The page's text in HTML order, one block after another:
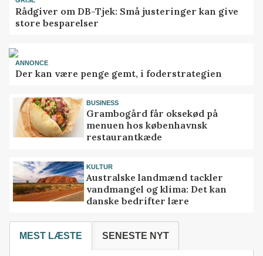
Rådgiver om DB-Tjek: Små justeringer kan give
store besparelser
ANNONCE
Der kan være penge gemt, i foderstrategien
BUSINESS
Grambogård får oksekød på
menuen hos københavnsk
restaurantkæde
KULTUR
Australske landmænd tackler
vandmangel og klima: Det kan
danske bedrifter lære
MEST LÆSTE SENESTE NYT